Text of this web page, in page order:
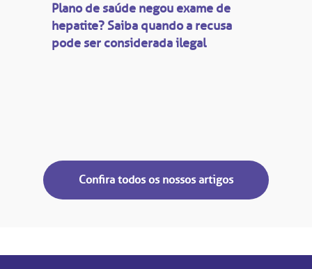
Plano de saúde negou exame de
hepatite? Saiba quando a recusa
pode ser considerada ilegal
Confira todos os nossos artigos